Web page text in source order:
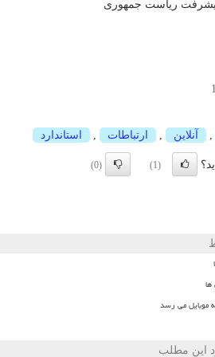
ریاست جمهوری
, آنلاین , ارتباطات , استاندارد
(1)
(0)
موبایل می رسد
این مطلب